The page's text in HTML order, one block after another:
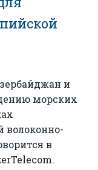
и
морских
волоконно-
в